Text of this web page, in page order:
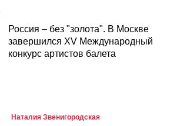
Россия – без "золота". В Москве
завершился XV Международный
конкурс артистов балета
Наталия Звенигородская